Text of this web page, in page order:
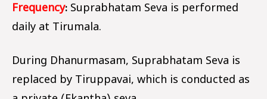
Frequency: Suprabhatam Seva is performed
daily at Tirumala.
During Dhanurmasam, Suprabhatam Seva is
replaced by Tiruppavai, which is conducted as